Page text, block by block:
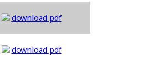
download pdf
download pdf